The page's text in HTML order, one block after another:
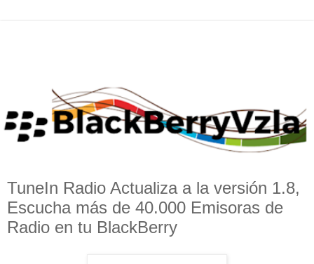
TuneIn Radio Actualiza a la versión 1.8,
Escucha más de 40.000 Emisoras de
Radio en tu BlackBerry